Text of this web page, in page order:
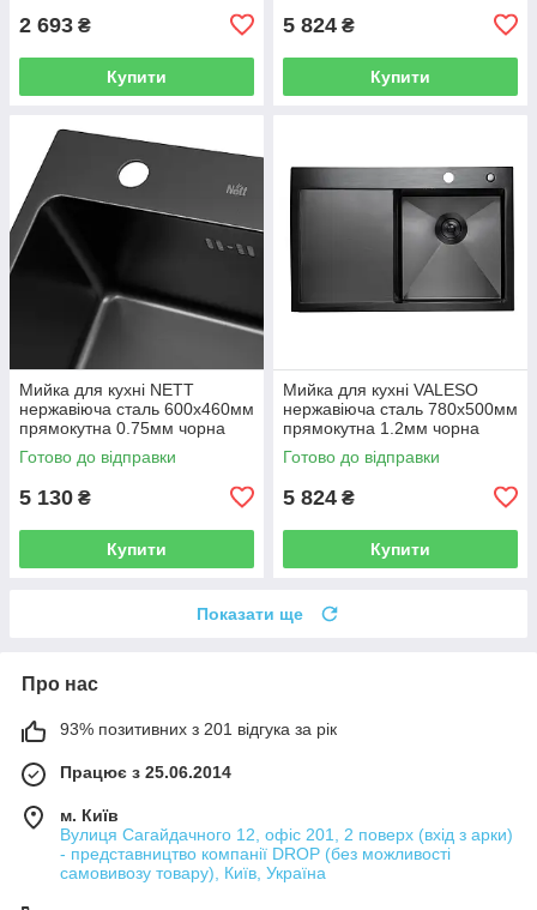
2 693 ₴
Купити
5 824 ₴
Купити
Мийка для кухні NETT
нержавіюча сталь 600x460мм
прямокутна 0.75мм чорна
NT-045720
Готово до відправки
5 130 ₴
Купити
Мийка для кухні VALESO
нержавіюча сталь 780x500мм
прямокутна 1.2мм чорна
PLS-A33657
Готово до відправки
5 824 ₴
Купити
Показати ще
Про нас
93% позитивних з 201 відгука за рік
Працює з 25.06.2014
м. Київ
Вулиця Сагайдачного 12, офіс 201, 2 поверх (вхід з арки)
- представництво компанії DROP (без можливості
самовивозу товару), Київ, Україна